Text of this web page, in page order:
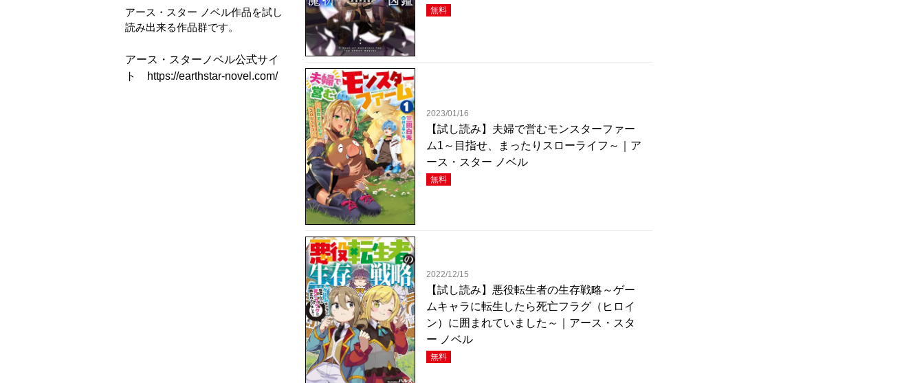
アース・スター ノベル作品を試し
読み出来る作品群です。
アース・スターノベル公式サイ
ト https://earthstar-novel.com/
無料
2023/01/16
【試し読み】夫婦で営むモンスターファー
ム1～目指せ、まったりスローライフ～｜ア
ース・スター ノベル
無料
2022/12/15
【試し読み】悪役転生者の生存戦略～ゲー
ムキャラに転生したら死亡フラグ（ヒロイ
ン）に囲まれていました～｜アース・スタ
ー ノベル
無料